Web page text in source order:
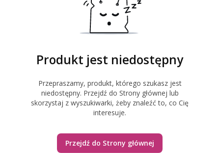
Produkt jest niedostępny
Przepraszamy, produkt, którego szukasz jest
niedostępny. Przejdź do Strony głównej lub
skorzystaj z wyszukiwarki, żeby znaleźć to, co Cię
interesuje.
Przejdź do Strony głównej